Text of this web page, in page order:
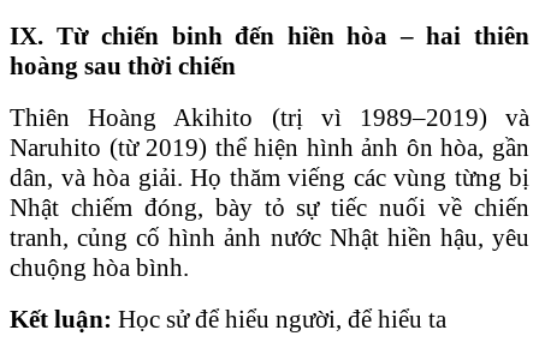
IX. Từ chiến binh đến hiền hòa – hai thiên
hoàng sau thời chiến
Thiên Hoàng Akihito (trị vì 1989–2019) và
Naruhito (từ 2019) thể hiện hình ảnh ôn hòa, gần
dân, và hòa giải. Họ thăm viếng các vùng từng bị
Nhật chiếm đóng, bày tỏ sự tiếc nuối về chiến
tranh, củng cố hình ảnh nước Nhật hiền hậu, yêu
chuộng hòa bình.
Kết luận: Học sử để hiểu người, để hiểu ta